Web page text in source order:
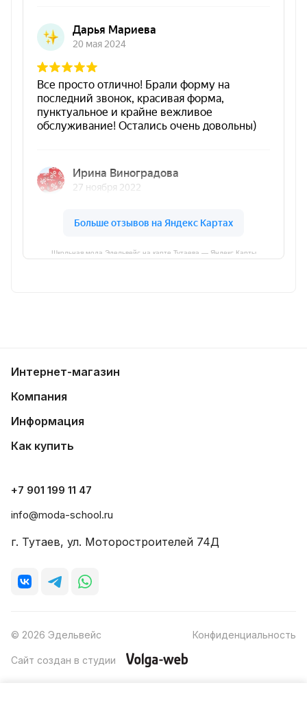
Школьная мода Эдельвейс на карте Тутаева — Яндекс Карты
Интернет-магазин
Компания
Информация
Как купить
+7 901 199 11 47
info@moda-school.ru
г. Тутаев, ул. Моторостроителей 74Д
© 2026 Эдельвейс Конфиденциальность
Сайт создан в студии